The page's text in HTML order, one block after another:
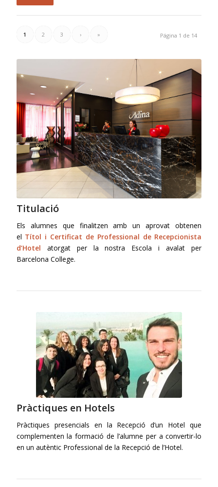
Página 1 de 14
1 2 3 › »
Titulació
Els alumnes que finalitzen amb un aprovat obtenen
el Títol i Certificat de Professional de Recepcionista
d’Hotel atorgat per la nostra Escola i avalat per
Barcelona College.
Pràctiques en Hotels
Pràctiques presencials en la Recepció d’un Hotel que
complementen la formació de l’alumne per a convertir-lo
en un autèntic Professional de la Recepció de l’Hotel.